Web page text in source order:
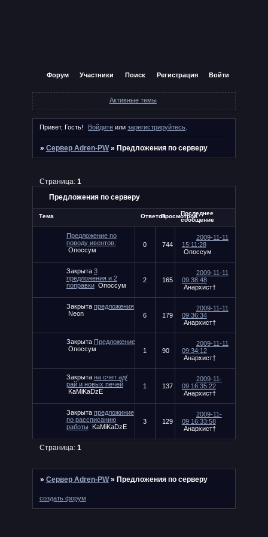
Форум Участники Поиск Регистрация Войти
Активные темы
Привет, Гость! Войдите илизарегистрируйтесь.
» Сервер Adren-PW » Предложения по серверу
Предложения по серверу
Страница: 1
Тема ОтветовПросмотровПоследнее
сообщение
Предложение по
поводу ивентов:
Опоссум
0 744
2009-11-11
15:11:28
Опоссум
Закрыта 3
предложения и 2
поправки Опоссум
2 165
2009-11-11
09:38:48
Анархист†
Закрыта предложения
Neon
6 179
2009-11-11
09:36:34
Анархист†
Закрыта Предложение
Опоссум
1 90
2009-11-11
09:34:12
Анархист†
Закрыта на счет ад/
рай и новых печей
KaMiKaDzE
1 137
2009-11-
09 16:35:22
Анархист†
Закрыта предложиние
по рассписанию
работы
KaMiKaDzE
3 129
2009-11-
09 16:33:58
Анархист†
Страница: 1
» Сервер Adren-PW » Предложения по серверу
создать форум